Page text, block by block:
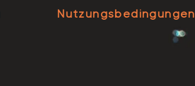
Nutzungsbedingungen